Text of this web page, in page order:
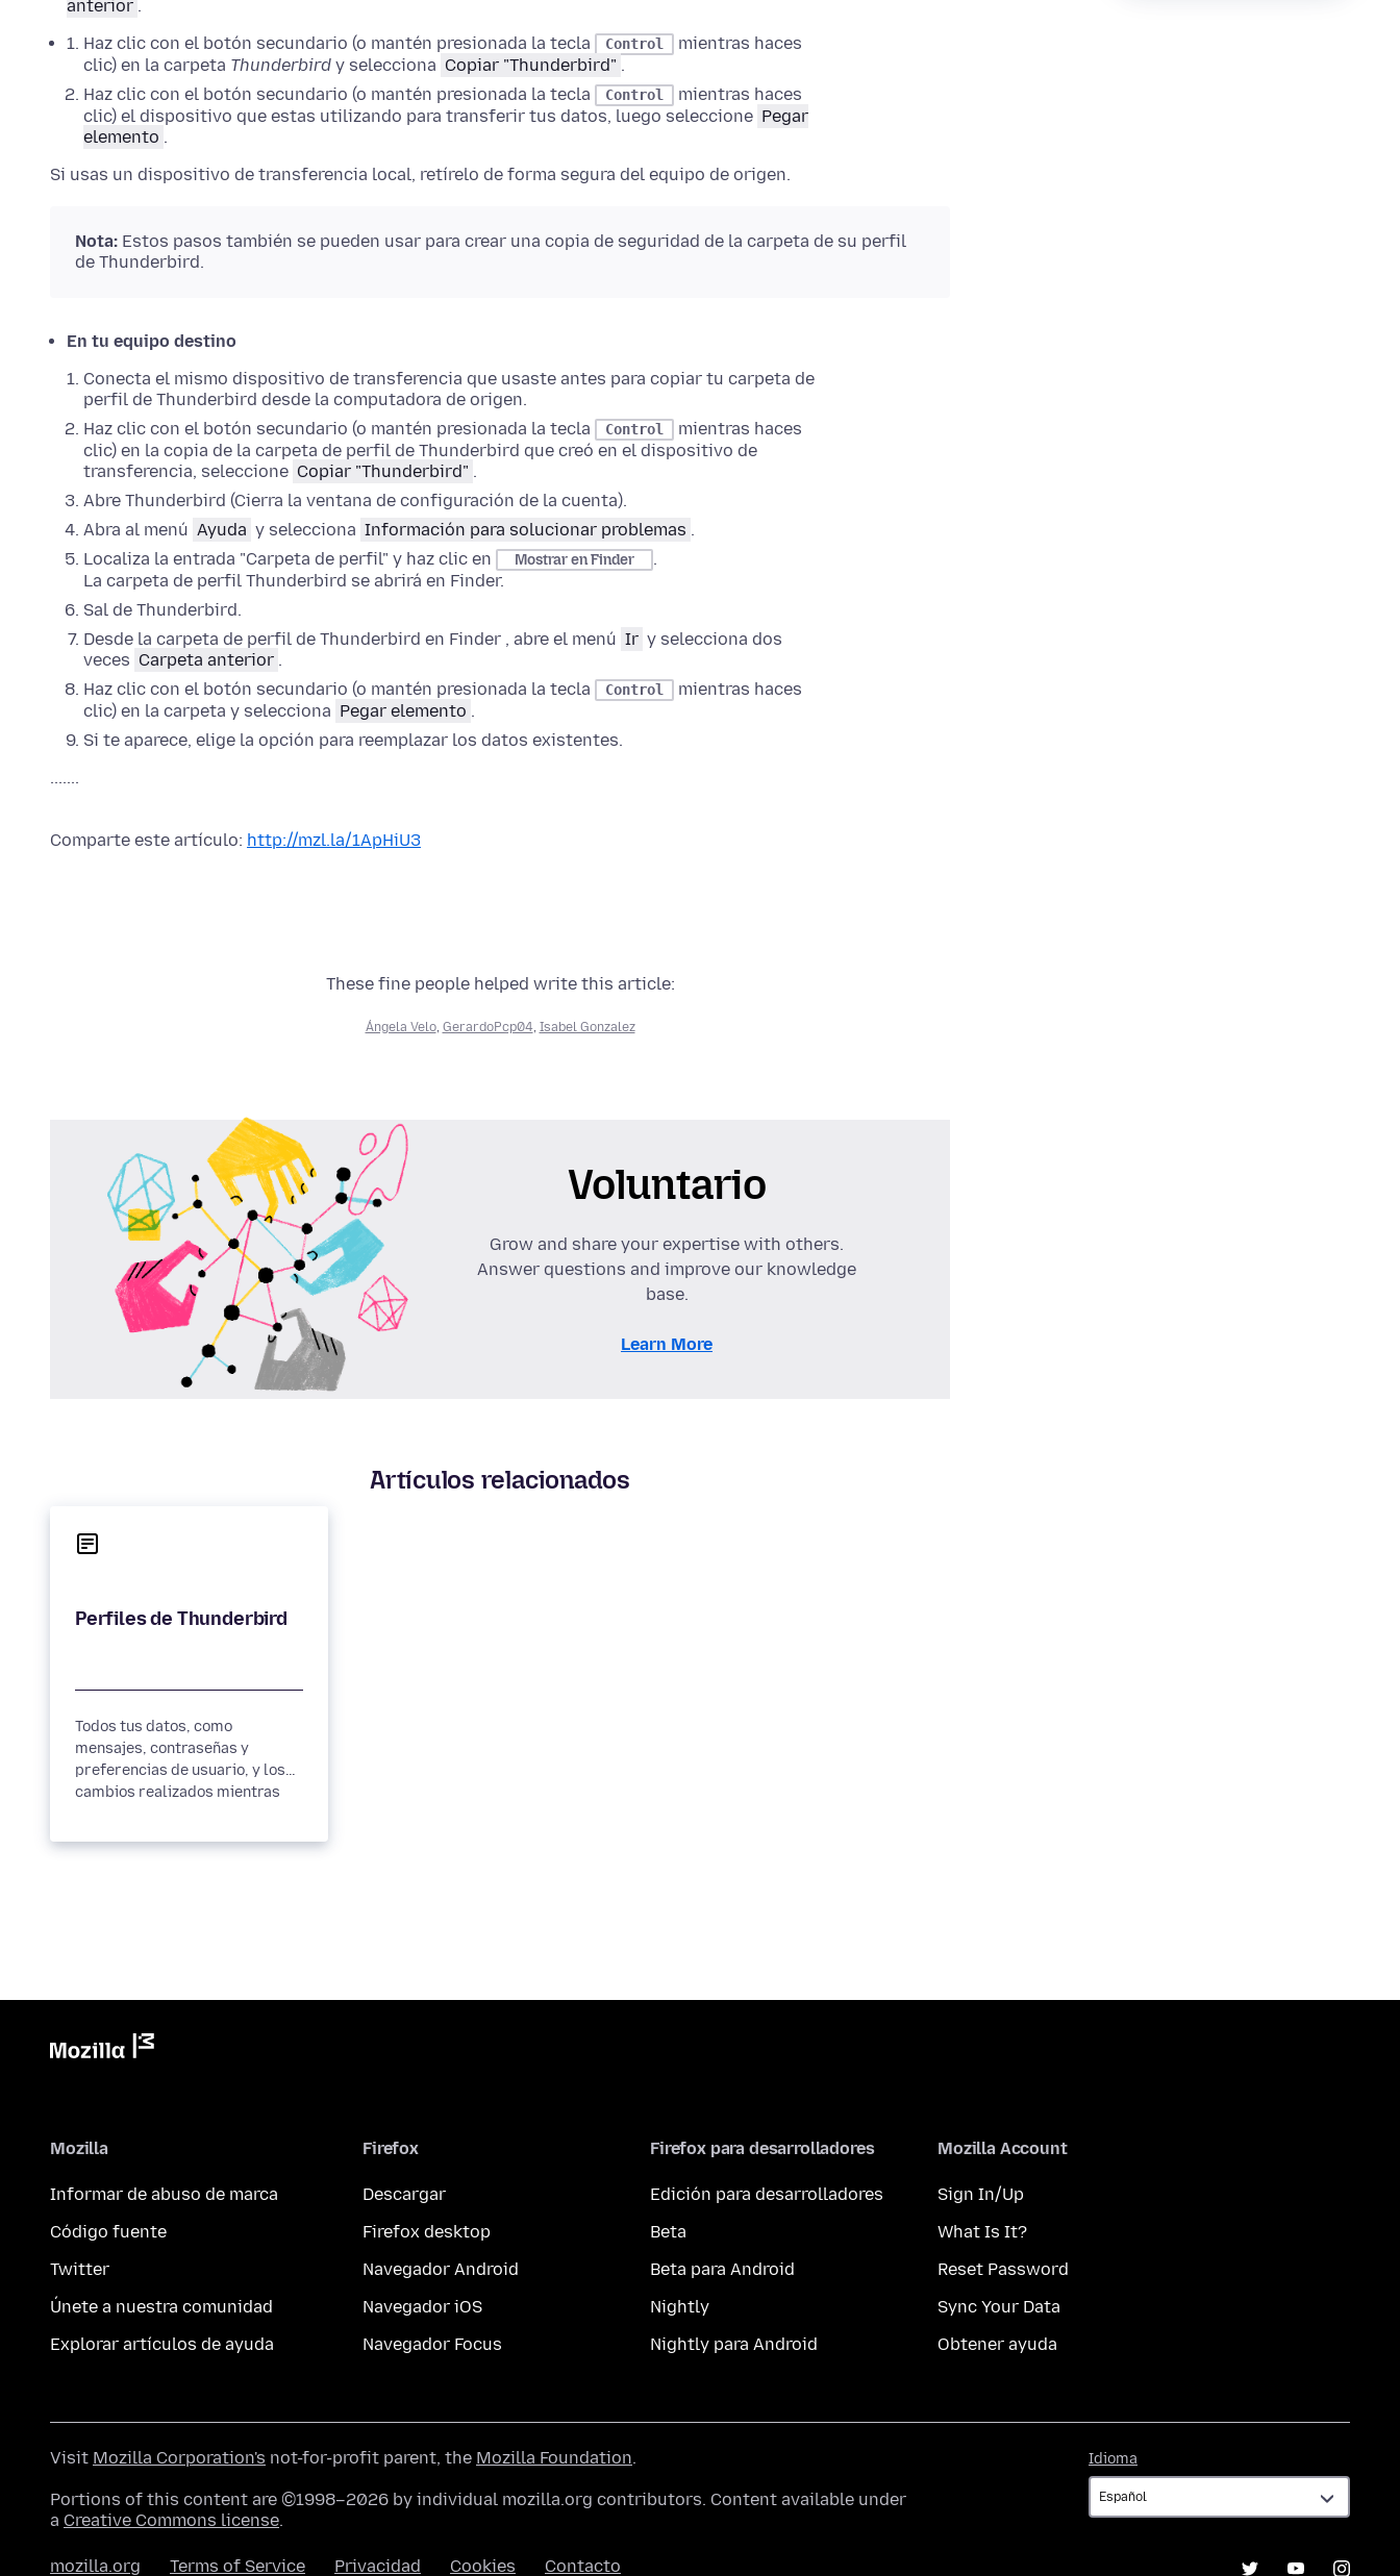
anterior .
Haz clic con el botón secundario (o mantén presionada la tecla
Control
mientras haces
clic) en la carpeta Thunderbird y selecciona Copiar "Thunderbird" .
Haz clic con el botón secundario (o mantén presionada la tecla
Control
mientras haces
clic) el dispositivo que estas utilizando para transferir tus datos, luego seleccione Pegar
elemento .
Si usas un dispositivo de transferencia local, retírelo de forma segura del equipo de origen.
Nota: Estos pasos también se pueden usar para crear una copia de seguridad de la carpeta de su perfil
de Thunderbird.
En tu equipo destino
Conecta el mismo dispositivo de transferencia que usaste antes para copiar tu carpeta de
perfil de Thunderbird desde la computadora de origen.
Haz clic con el botón secundario (o mantén presionada la tecla
Control
mientras haces
clic) en la copia de la carpeta de perfil de Thunderbird que creó en el dispositivo de
transferencia, seleccione Copiar "Thunderbird" .
Abre Thunderbird (Cierra la ventana de configuración de la cuenta).
Abra al menú Ayuda y selecciona Información para solucionar problemas .
Localiza la entrada "Carpeta de perfil" y haz clic en
Mostrar en Finder
.
La carpeta de perfil Thunderbird se abrirá en Finder.
Sal de Thunderbird.
Desde la carpeta de perfil de Thunderbird en Finder , abre el menú Ir y selecciona dos
veces Carpeta anterior .
Haz clic con el botón secundario (o mantén presionada la tecla
Control
mientras haces
clic) en la carpeta y selecciona Pegar elemento .
Si te aparece, elige la opción para reemplazar los datos existentes.
.......
Comparte este artículo: http://mzl.la/1ApHiU3
These fine people helped write this article:
Ángela Velo, GerardoPcp04, Isabel Gonzalez
Voluntario
Grow and share your expertise with others.
Answer questions and improve our knowledge
base.
Learn More
Artículos relacionados
Todos tus datos, como
mensajes, contraseñas y
preferencias de usuario, y los
cambios realizados mientras
Mozilla
Informar de abuso de marca
Código fuente
Twitter
Únete a nuestra comunidad
Explorar artículos de ayuda
Firefox
Descargar
Firefox desktop
Navegador Android
Navegador iOS
Navegador Focus
Firefox para desarrolladores
Edición para desarrolladores
Beta
Beta para Android
Nightly
Nightly para Android
Mozilla Account
Sign In/Up
What Is It?
Reset Password
Sync Your Data
Obtener ayuda
Idioma
Visit Mozilla Corporation's not-for-profit parent, the Mozilla Foundation.
Portions of this content are ©1998–2026 by individual mozilla.org contributors. Content available under
a Creative Commons license.
mozilla.org Terms of Service Privacidad Cookies Contacto